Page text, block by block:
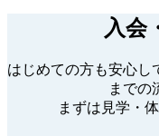
入会
はじめての方も安心し
までの
まずは見学・